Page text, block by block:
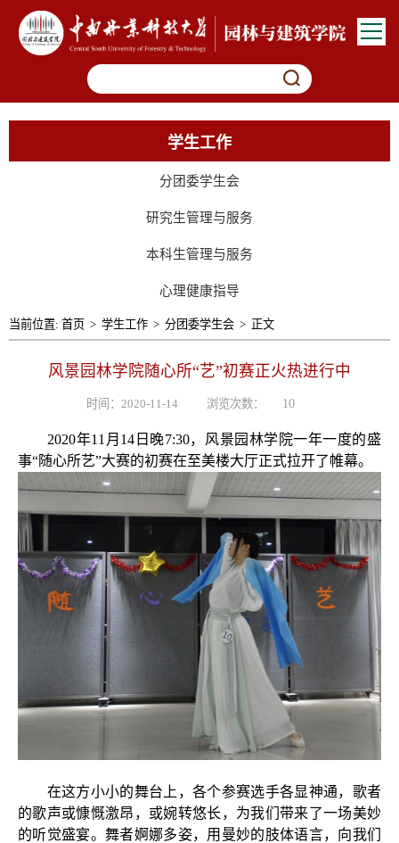
学生工作
分团委学生会
研究生管理与服务
本科生管理与服务
心理健康指导
当前位置: 首页 > 学生工作 > 分团委学生会 > 正文
风景园林学院随心所“艺”初赛正火热进行中
时间：2020-11-14 浏览次数： 10
2020年11 月 14 日晚7:30，风景园林学院一年一度的盛
事“随心所艺”大赛的初赛在至美楼大厅正式拉开了帷幕。
在这方小小的舞台上，各个参赛选手各显神通，歌者
的歌声或慷慨激昂，或婉转悠长，为我们带来了一场美妙
的听觉盛宴。舞者婀娜多姿，用曼妙的肢体语言，向我们